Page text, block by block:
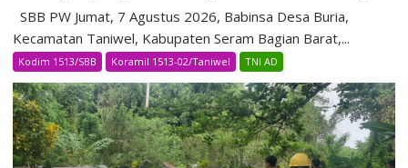
SBB PW Jumat, 7 Agustus 2026, Babinsa Desa Buria,
Kecamatan Taniwel, Kabupaten Seram Bagian Barat,...
Kodim 1513/SBB Koramil 1513-02/Taniwel TNI AD